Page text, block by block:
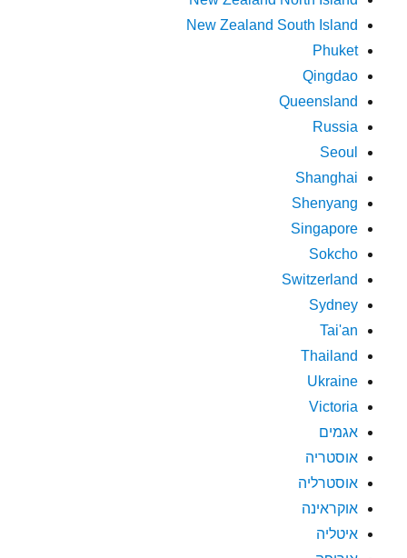
New Zealand South Island
Phuket
Qingdao
Queensland
Russia
Seoul
Shanghai
Shenyang
Singapore
Sokcho
Switzerland
Sydney
Tai'an
Thailand
Ukraine
Victoria
אגמים
אוסטריה
אוסטרליה
אוקראינה
איטליה